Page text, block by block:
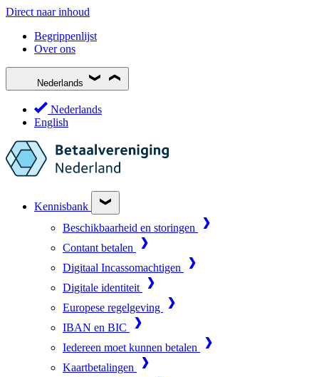
Direct naar inhoud
Begrippenlijst
Over ons
Nederlands
Nederlands
English
Kennisbank
Beschikbaarheid en storingen
Contant betalen
Digitaal Incassomachtigen
Digitale identiteit
Europese regelgeving
IBAN en BIC
Iedereen moet kunnen betalen
Kaartbetalingen